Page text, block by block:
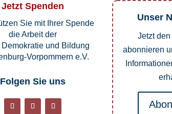
Jetzt Spenden
Sie mit Ihrer Spende
die Arbeit der
Demokratie und Bildung
Vorpommern e.V.
Folgen Sie uns
Unser
Jetzt
abonnieren